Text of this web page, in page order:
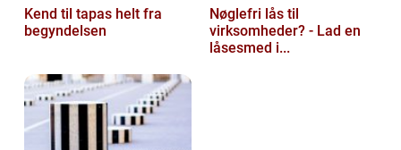
Kend til tapas helt fra
begyndelsen
Nøglefri lås til
virksomheder? - Lad en
låsesmed i...